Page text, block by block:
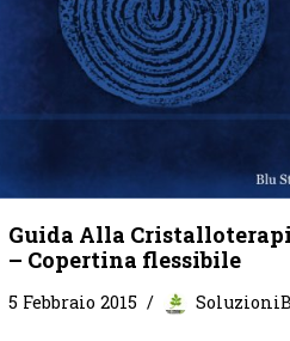
Guida Alla
– Copertina flessibile
5 Febbraio 2015